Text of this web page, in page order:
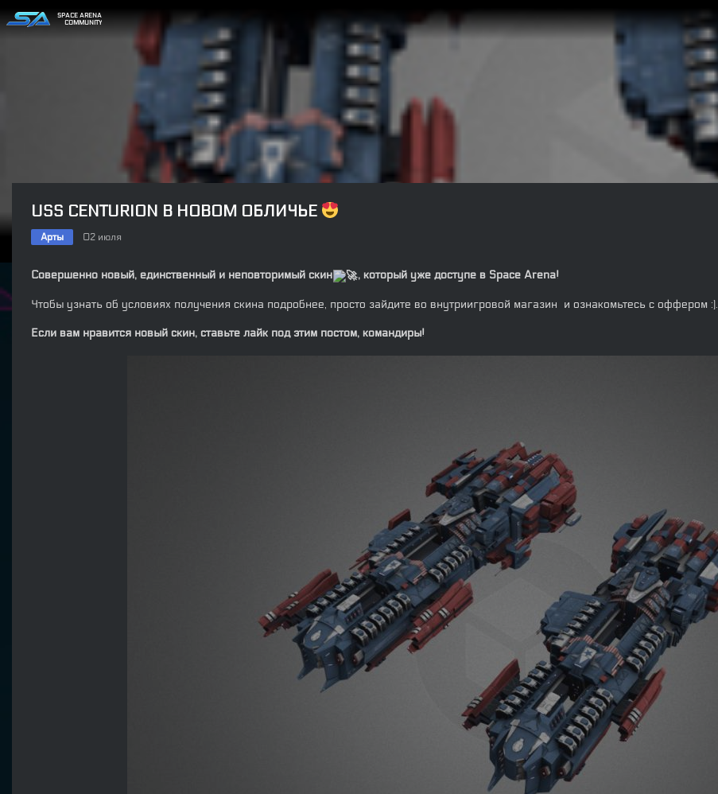
SPACE ARENA
COMMUNITY
USS CENTURION В НОВОМ ОБЛИЧЬЕ
Арты 02 июля
Совершенно новый, единственный и неповторимый скин , который уже доступе в Space Arena!
Чтобы узнать об условиях получения скина подробнее, просто зайдите во внутриигровой магазин и ознакомьтесь с оффером :).
Если вам нравится новый скин, ставьте лайк под этим постом, командиры!